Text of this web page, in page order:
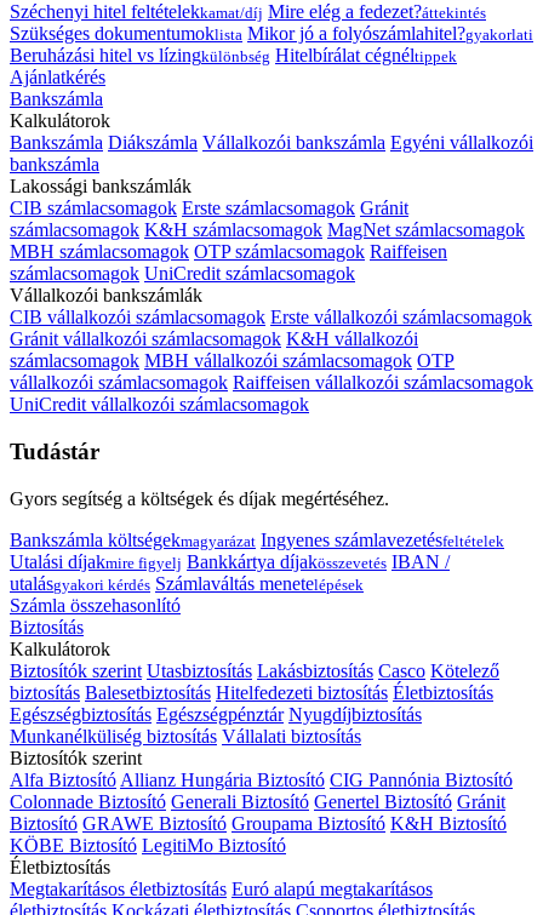
Széchenyi hitel feltételekkamat/díj Mire elég a fedezet?áttekintés
Szükséges dokumentumoklista Mikor jó a folyószámlahitel?gyakorlati
Beruházási hitel vs lízingkülönbség Hitelbírálat cégnéltippek
Ajánlatkérés
Bankszámla
Kalkulátorok
Bankszámla Diákszámla Vállalkozói bankszámla Egyéni vállalkozói
bankszámla
Lakossági bankszámlák
CIB számlacsomagok Erste számlacsomagok Gránit
számlacsomagok K&H számlacsomagok MagNet számlacsomagok
MBH számlacsomagok OTP számlacsomagok Raiffeisen
számlacsomagok UniCredit számlacsomagok
Vállalkozói bankszámlák
CIB vállalkozói számlacsomagok Erste vállalkozói számlacsomagok
Gránit vállalkozói számlacsomagok K&H vállalkozói
számlacsomagok MBH vállalkozói számlacsomagok OTP
vállalkozói számlacsomagok Raiffeisen vállalkozói számlacsomagok
UniCredit vállalkozói számlacsomagok
Tudástár
Gyors segítség a költségek és díjak megértéséhez.
Bankszámla költségekmagyarázat Ingyenes számlavezetésfeltételek
Utalási díjakmire figyelj Bankkártya díjakösszevetés IBAN /
utalásgyakori kérdés Számlaváltás menetelépések
Számla összehasonlító
Biztosítás
Kalkulátorok
Biztosítók szerint Utasbiztosítás Lakásbiztosítás Casco Kötelező
biztosítás Balesetbiztosítás Hitelfedezeti biztosítás Életbiztosítás
Egészségbiztosítás Egészségpénztár Nyugdíjbiztosítás
Munkanélküliség biztosítás Vállalati biztosítás
Biztosítók szerint
Alfa Biztosító Allianz Hungária Biztosító CIG Pannónia Biztosító
Colonnade Biztosító Generali Biztosító Genertel Biztosító Gránit
Biztosító GRAWE Biztosító Groupama Biztosító K&H Biztosító
KÖBE Biztosító LegitiMo Biztosító
Életbiztosítás
Megtakarításos életbiztosítás Euró alapú megtakarításos
életbiztosítás Kockázati életbiztosítás Csoportos életbiztosítás